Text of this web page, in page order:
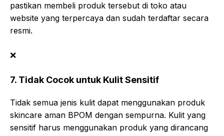
pastikan membeli produk tersebut di toko atau
website yang terpercaya dan sudah terdaftar secara
resmi.
❌
7. Tidak Cocok untuk Kulit Sensitif
Tidak semua jenis kulit dapat menggunakan produk
skincare aman BPOM dengan sempurna. Kulit yang
sensitif harus menggunakan produk yang dirancang